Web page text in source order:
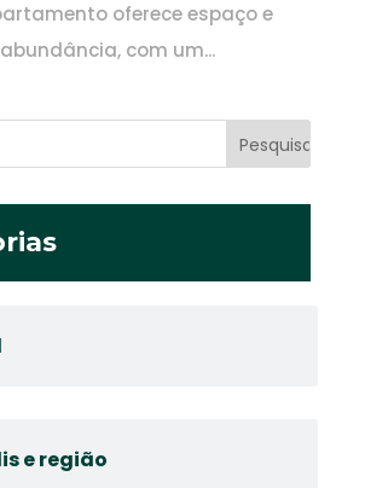
oferece espaço e
com um...
e região